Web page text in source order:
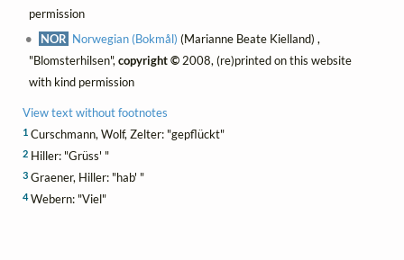
permission
NOR Norwegian (Bokmål) (Marianne Beate Kielland) ,
"Blomsterhilsen", copyright ©2008, (re)printed on this website
with kind permission
View text without footnotes
1Curschmann, Wolf, Zelter: "gepflückt"
2Hiller: "Grüss' "
3Graener, Hiller: "hab' "
4Webern: "Viel"